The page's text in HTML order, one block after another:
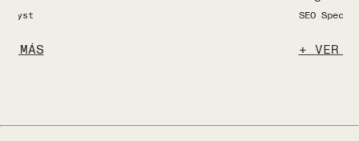
SEO Specialist
VER MÁS